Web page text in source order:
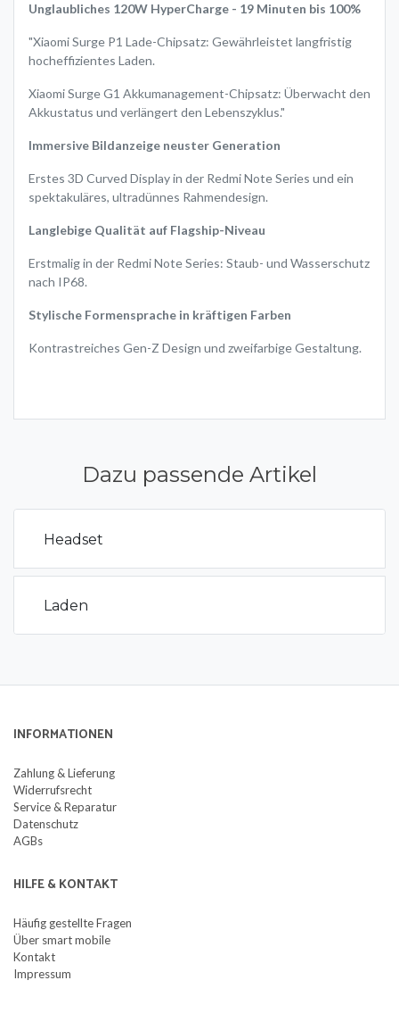
Unglaubliches 120W HyperCharge - 19 Minuten bis 100%
"Xiaomi Surge P1 Lade-Chipsatz: Gewährleistet langfristig
hocheffizientes Laden.
Xiaomi Surge G1 Akkumanagement-Chipsatz: Überwacht den
Akkustatus und verlängert den Lebenszyklus."
Immersive Bildanzeige neuster Generation
Erstes 3D Curved Display in der Redmi Note Series und ein
spektakuläres, ultradünnes Rahmendesign.
Langlebige Qualität auf Flagship-Niveau
Erstmalig in der Redmi Note Series: Staub- und Wasserschutz
nach IP68.
Stylische Formensprache in kräftigen Farben
Kontrastreiches Gen-Z Design und zweifarbige Gestaltung.
Dazu passende Artikel
Headset
Laden
INFORMATIONEN
Zahlung & Lieferung
Widerrufsrecht
Service & Reparatur
Datenschutz
AGBs
HILFE & KONTAKT
Häufig gestellte Fragen
Über smart mobile
Kontakt
Impressum